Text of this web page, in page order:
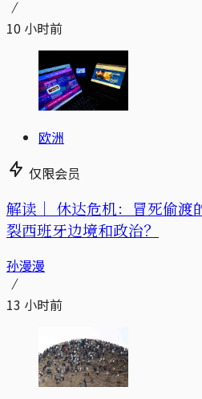
10 小时前
欧洲
仅限会员
解读｜ 休达危机：冒死偷渡
裂西班牙边境和政治？
孙漫漫
13 小时前